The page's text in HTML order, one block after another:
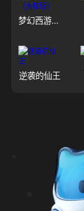
梦幻西游（大陆服）
逆袭的仙王